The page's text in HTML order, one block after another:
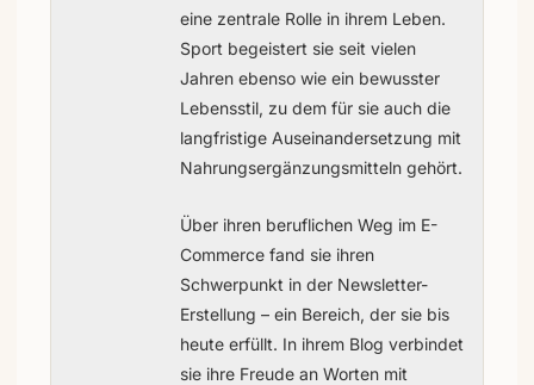
eine zentrale Rolle in ihrem Leben.
Sport begeistert sie seit vielen
Jahren ebenso wie ein bewusster
Lebensstil, zu dem für sie auch die
langfristige Auseinandersetzung mit
Nahrungsergänzungsmitteln gehört.
Über ihren beruflichen Weg im E-
Commerce fand sie ihren
Schwerpunkt in der Newsletter-
Erstellung – ein Bereich, der sie bis
heute erfüllt. In ihrem Blog verbindet
sie ihre Freude an Worten mit